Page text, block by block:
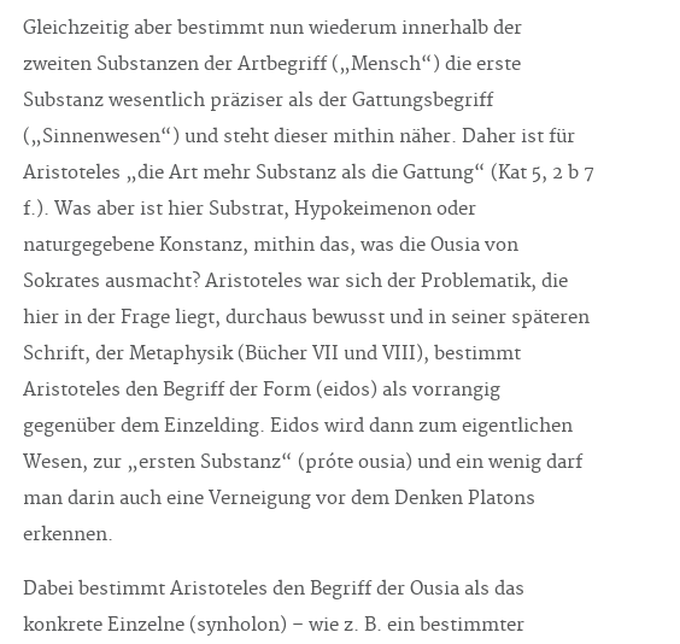
Gleichzeitig aber bestimmt nun wiederum innerhalb der
zweiten Substanzen der Artbegriff („Mensch“) die erste
Substanz wesentlich präziser als der Gattungsbegriff
(„Sinnenwesen“) und steht dieser mithin näher. Daher ist für
Aristoteles „die Art mehr Substanz als die Gattung“ (Kat 5, 2 b 7
f.). Was aber ist hier Substrat, Hypokeimenon oder
naturgegebene Konstanz, mithin das, was die Ousia von
Sokrates ausmacht? Aristoteles war sich der Problematik, die
hier in der Frage liegt, durchaus bewusst und in seiner späteren
Schrift, der Metaphysik (Bücher VII und VIII), bestimmt
Aristoteles den Begriff der Form (eidos) als vorrangig
gegenüber dem Einzelding. Eidos wird dann zum eigentlichen
Wesen, zur „ersten Substanz“ (próte ousia) und ein wenig darf
man darin auch eine Verneigung vor dem Denken Platons
erkennen.
Dabei bestimmt Aristoteles den Begriff der Ousia als das
konkrete Einzelne (synholon) – wie z. B. ein bestimmter